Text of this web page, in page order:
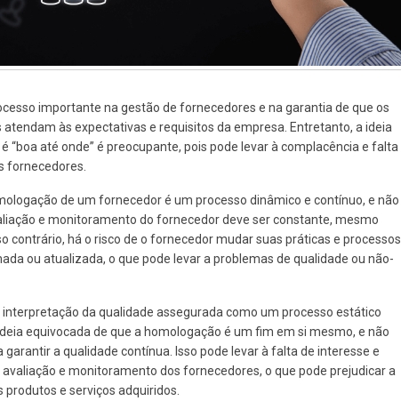
importante na gestão de fornecedores e na garantia de que os
às expectativas e requisitos da empresa. Entretanto, a ideia
“boa até onde” é preocupante, pois pode levar à complacência e falta
fornecedores.
de um fornecedor é um processo dinâmico e contínuo, e não
e monitoramento do fornecedor deve ser constante, mesmo
contrário, há o risco de o fornecedor mudar suas práticas e processos
ou atualizada, o que pode levar a problemas de qualidade ou não-
interpretação da qualidade assegurada como um processo estático
equivocada de que a homologação é um fim em si mesmo, e não
garantir a qualidade contínua. Isso pode levar à falta de interesse e
avaliação e monitoramento dos fornecedores, o que pode prejudicar a
produtos e serviços adquiridos.